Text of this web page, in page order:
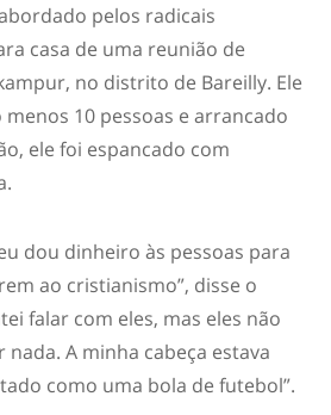
pelos radicais
casa de uma reunião de
no distrito de Bareilly. Ele
10 pessoas e arrancado
ele foi espancado com
dou dinheiro às pessoas para
ao cristianismo”, disse o
falar com eles, mas eles não
A minha cabeça estava
como uma bola de futebol”.